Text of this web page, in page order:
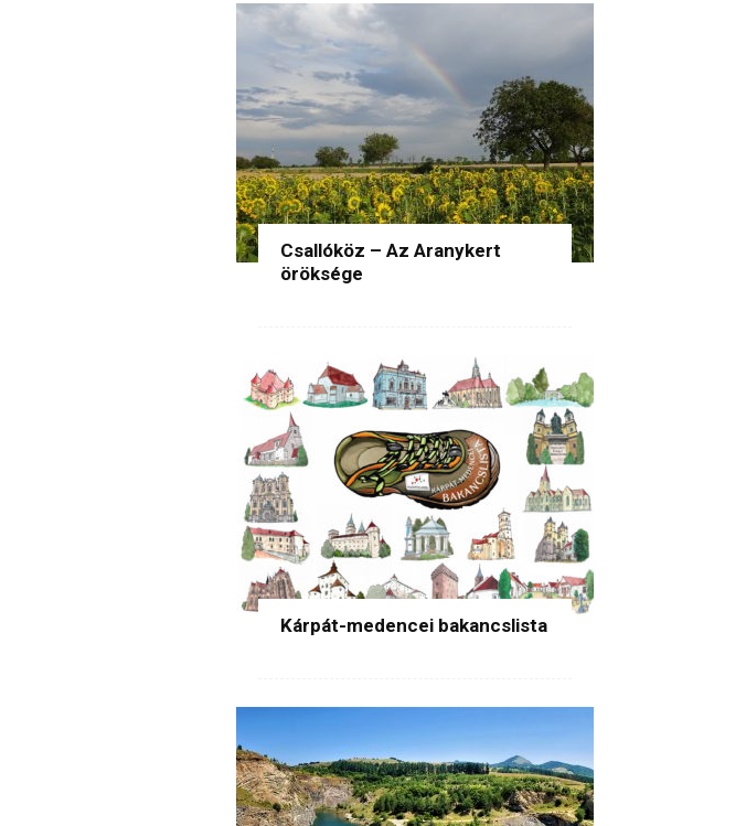
Csallóköz – Az Aranykert
öröksége
Kárpát-medencei bakancslista